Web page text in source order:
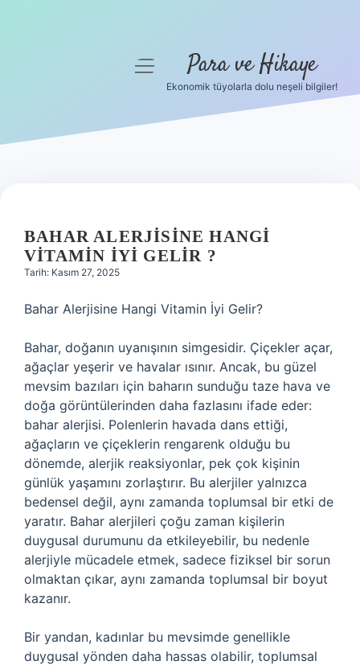
Hakkımızda
menüyü
Para ve Hikaye
Ekonomik tüyolarla dolu neşeli bilgiler!
BAHAR ALERJISINE HANGI
VITAMIN IYI GELIR ?
Tarih: Kasım 27, 2025
Bahar Alerjisine Hangi Vitamin İyi Gelir?
Bahar, doğanın uyanışının simgesidir. Çiçekler açar,
ağaçlar yeşerir ve havalar ısınır. Ancak, bu güzel
mevsim bazıları için baharın sunduğu taze hava ve
doğa görüntülerinden daha fazlasını ifade eder:
bahar alerjisi. Polenlerin havada dans ettiği,
ağaçların ve çiçeklerin rengarenk olduğu bu
dönemde, alerjik reaksiyonlar, pek çok kişinin
günlük yaşamını zorlaştırır. Bu alerjiler yalnızca
bedensel değil, aynı zamanda toplumsal bir etki de
yaratır. Bahar alerjileri çoğu zaman kişilerin
duygusal durumunu da etkileyebilir, bu nedenle
alerjiyle mücadele etmek, sadece fiziksel bir sorun
olmaktan çıkar, aynı zamanda toplumsal bir boyut
kazanır.
Bir yandan, kadınlar bu mevsimde genellikle
duygusal yönden daha hassas olabilir, toplumsal